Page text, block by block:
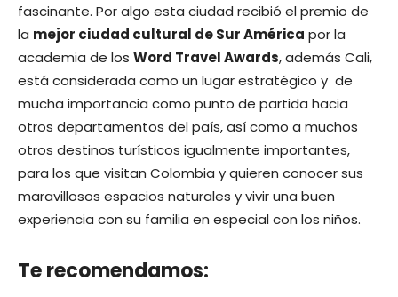
fascinante. Por algo esta ciudad recibió el premio de
la mejor ciudad cultural de Sur América por la
academia de los Word Travel Awards, además Cali,
está considerada como un lugar estratégico y de
mucha importancia como punto de partida hacia
otros departamentos del país, así como a muchos
otros destinos turísticos igualmente importantes,
para los que visitan Colombia y quieren conocer sus
maravillosos espacios naturales y vivir una buen
experiencia con su familia en especial con los niños.
Te recomendamos: